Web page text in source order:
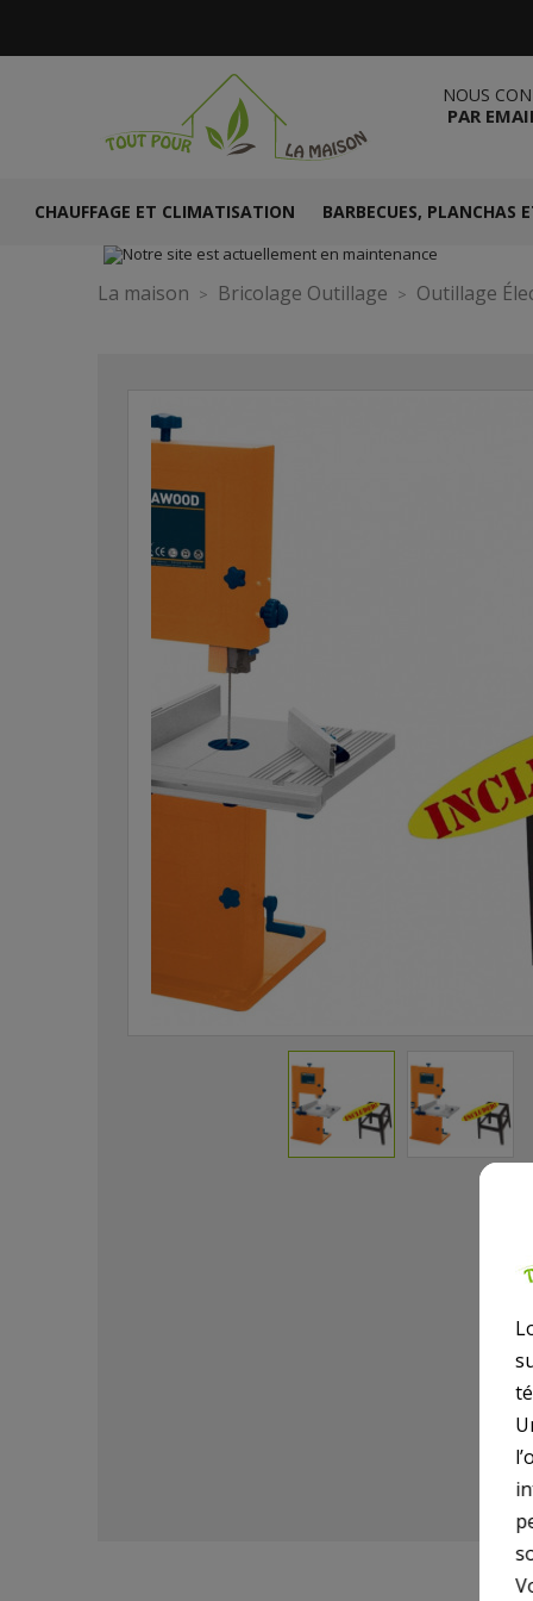
NOUS
PAR
CHAUFFAGE ET CLIMATISATION BARBECUES, PLANCHAS
La maison Bricolage Outillage Outillage